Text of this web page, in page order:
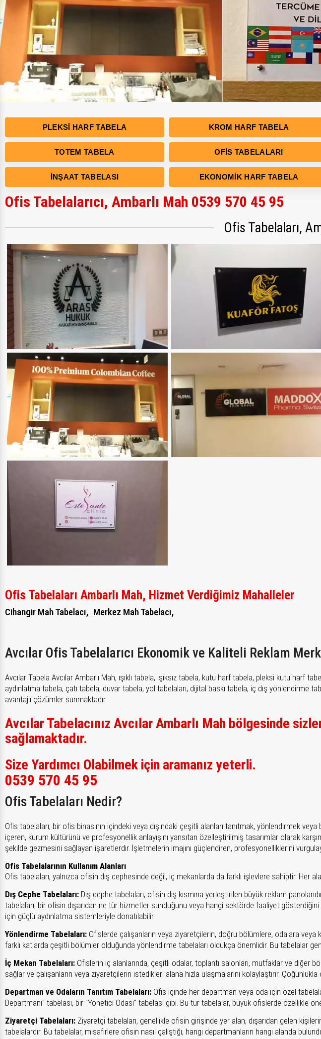
PLEKSI HARF TABELA KROM HARF TABELA
TOTEM TABELA OFIS TABELALARI
İNŞAAT TABELASI EKONOMIK HARF TABELA
Ofis Tabelalarıcı, Ambarlı Mah 0539 570 45 95
Ofis Tabelaları,
Ofis Tabelaları Ambarlı Mah, Hizmet Verdiğimiz Mahalleler
Cihangir Mah Tabelacı, Merkez Mah Tabelacı,
Avcılar Ofis Tabelalarıcı Ekonomik ve Kaliteli Reklam
Avcılar Tabela Avcılar Ambarlı Mah, ışıklı tabela, ışıksız tabela, kutu harf tabela, pleksi kutu
aydınlatma tabela, çatı tabela, duvar tabela, yol tabelaları, dijital baskı tabela, iç dış yönlendirme
avantajlı çözümler sunmaktadır.
Avcılar Tabelacınız Avcılar Ambarlı Mah bölgesinde
sağlamaktadır.
Size Yardımcı Olabilmek için aramanız yeterli.
0539 570 45 95
Ofis Tabelaları Nedir?
Ofis tabelaları, bir ofis binasının içindeki veya dışındaki çeşitli alanları tanıtmak, yönlendirmek
içeren, kurum kültürünü ve profesyonellik anlayışını yansıtan özelleştirilmiş tasarımlar olarak
şekilde gezmesini sağlayan işaretlerdir. İşletmelerin imajını güçlendiren, profesyonelliklerini
Ofis Tabelalarının Kullanım Alanları
Ofis tabelaları, yalnızca ofisin dış cephesinde değil, iç mekanlarda da farklı işlevlere sahiptir. Her
Dış Cephe Tabelaları: Dış cephe tabelaları, ofisin dış kısmına yerleştirilen büyük reklam
tabelaları, bir ofisin dışarıdan ne tür hizmetler sunduğunu veya hangi sektörde faaliyet
için güçlü aydınlatma sistemleriyle donatılabilir.
Yönlendirme Tabelaları: Ofislerde çalışanların veya ziyaretçilerin, doğru bölümlere, odalara
farklı katlarda çeşitli bölümler olduğunda yönlendirme tabelaları oldukça önemlidir. Bu tabelalar
İç Mekan Tabelaları: Ofislerin iç alanlarında, çeşitli odalar, toplantı salonları, mutfaklar ve diğer
sağlar ve çalışanların veya ziyaretçilerin istedikleri alana hızla ulaşmalarını kolaylaştırır.
Departman ve Odaların Tanıtım Tabelaları: Ofis içinde her departman veya oda için özel
Departmanı" tabelası, bir "Yönetici Odası" tabelası gibi. Bu tür tabelalar, büyük ofislerde özellikle
Ziyaretçi Tabelaları: Ziyaretçi tabelaları, genellikle ofisin girişinde yer alan, dışarıdan gelen
tabelalardır. Bu tabelalar, misafirlere ofisin nasıl çalıştığı, hangi departmanların hangi alanda